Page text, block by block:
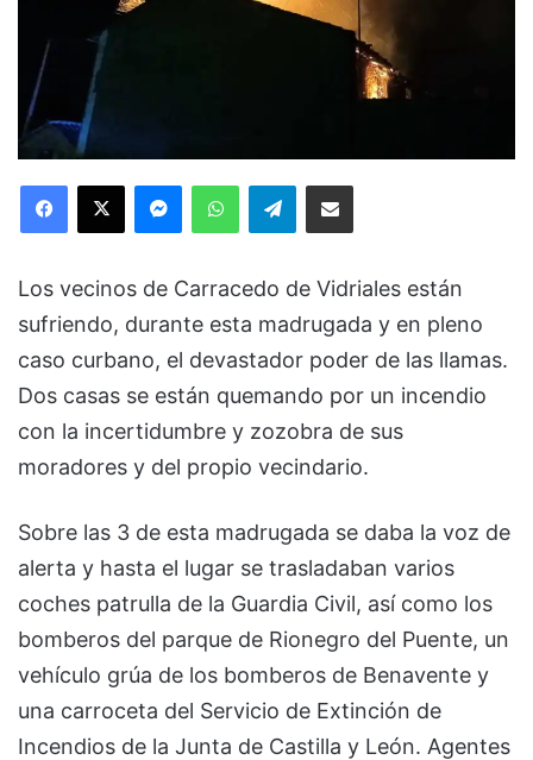
Facebook
X MessengerWhatsAppTelegramCompartir via Email
Los vecinos de Carracedo de Vidriales están
sufriendo, durante esta madrugada y en pleno
caso curbano, el devastador poder de las llamas.
Dos casas se están quemando por un incendio
con la incertidumbre y zozobra de sus
moradores y del propio vecindario.
Sobre las 3 de esta madrugada se daba la voz de
alerta y hasta el lugar se trasladaban varios
coches patrulla de la Guardia Civil, así como los
bomberos del parque de Rionegro del Puente, un
vehículo grúa de los bomberos de Benavente y
una carroceta del Servicio de Extinción de
Incendios de la Junta de Castilla y León. Agentes